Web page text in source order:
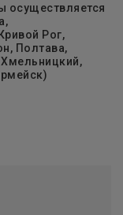
осуществляется
Рог,
Полтава,